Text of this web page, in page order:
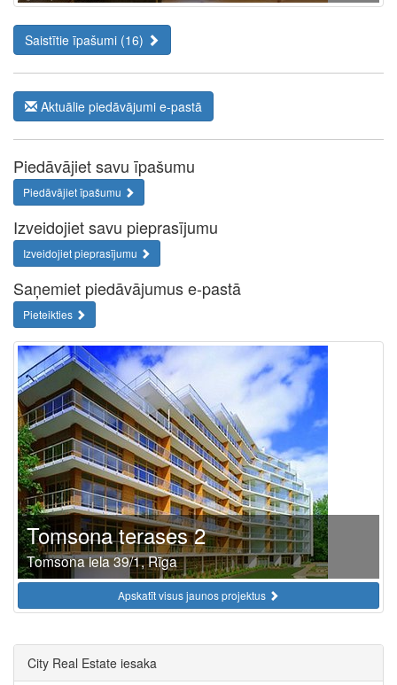
Saistītie īpašumi (16)
Aktuālie piedāvājumi e-pastā
Piedāvājiet savu īpašumu
Piedāvājiet īpašumu
Izveidojiet savu pieprasījumu
Izveidojiet pieprasījumu
Saņemiet piedāvājumus e-pastā
Pieteikties
Tomsona terases 2
Tomsona iela 39/1, Rīga
Apskatīt visus jaunos projektus
City Real Estate iesaka